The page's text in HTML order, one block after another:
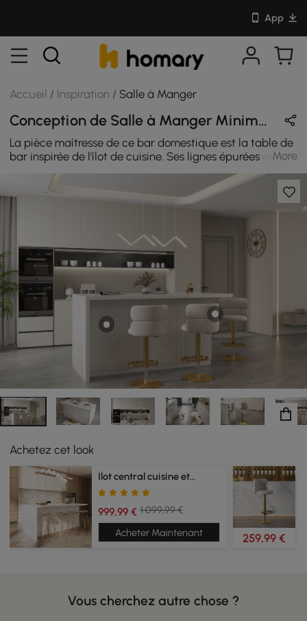
App
Accueil / Inspiration / Salle à Manger
Conception de Salle à Manger Minimaliste en Gris / Blanc / Or avec Métal & Velours
La pièce maîtresse de ce bar domestique est la table de
bar inspirée de l'îlot de cuisine. Ses lignes épurées et ses
surfaces épurées incarnent l'essence du minimalisme,
offrant un espace de travail élégant et épuré. La table,
fabriquée à partir de matériaux durables, est
également dotée de compartiments de rangement
sont toujours à portée de main mais bien rangés. Pour
s'asseoir, des tabourets de bar en velours moelleux sont
des compagnons accueillants à la table de bar. Leurs
couleurs riches et profondes et leur texture somptueuse
contrastent magnifiquement avec les lignes épurées de
la table, ajoutant une touche d'opulence à l'espace. La
combinaison du métal et du velours crée un contraste
visuel saisissant qui rehausse le design global.
More
Achetez cet look
Îlot central cuisine et chariots
999,99 € 1 099,99 €
Acheter Maintenant
259,99 €
Vous cherchez autre chose ?